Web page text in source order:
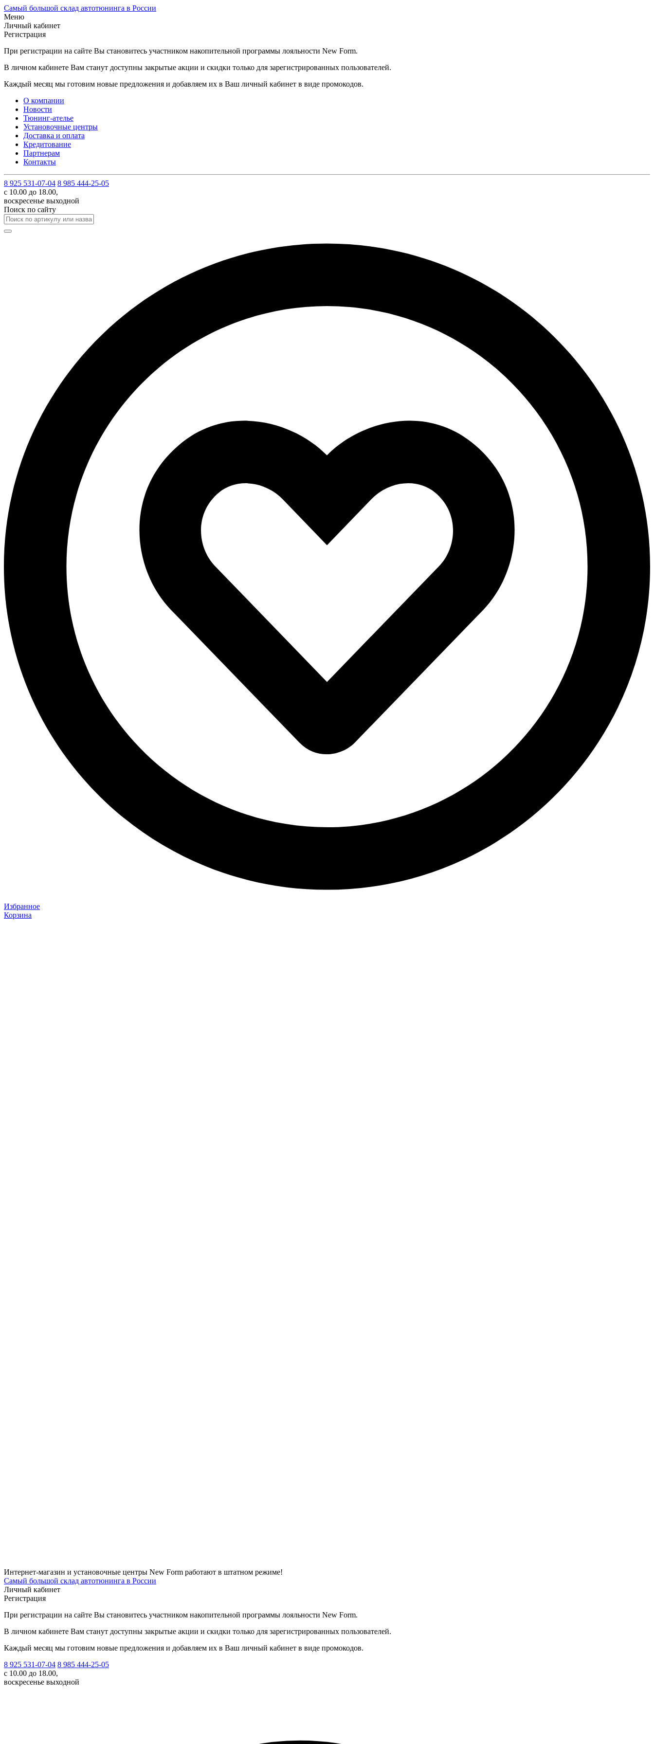
Самый большой склад автотюнинга в России
Меню
Личный кабинет
Регистрация
При регистрации на сайте Вы становитесь участником накопительной программы лояльности New Form.
В личном кабинете Вам станут доступны закрытые акции и скидки только для зарегистрированных пользователей.
Каждый месяц мы готовим новые предложения и добавляем их в Ваш личный кабинет в виде промокодов.
О компании
Новости
Тюнинг-ателье
Установочные центры
Доставка и оплата
Кредитование
Партнерам
Контакты
8 925 531-07-04 8 985 444-25-05
с 10.00 до 18.00,
воскресенье выходной
Поиск по сайту
Избранное
Корзина
Интернет-магазин и установочные центры New Form работают в штатном режиме!
Самый большой склад автотюнинга в России
Личный кабинет
Регистрация
При регистрации на сайте Вы становитесь участником накопительной программы лояльности New Form.
В личном кабинете Вам станут доступны закрытые акции и скидки только для зарегистрированных пользователей.
Каждый месяц мы готовим новые предложения и добавляем их в Ваш личный кабинет в виде промокодов.
8 925 531-07-04 8 985 444-25-05
с 10.00 до 18.00,
воскресенье выходной